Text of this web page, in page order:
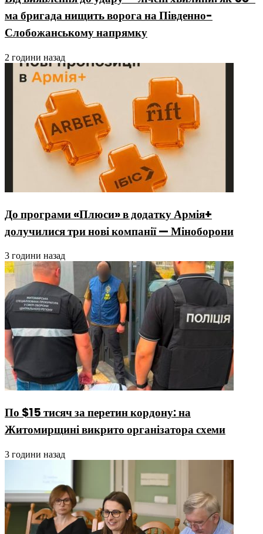
ма бригада нищить ворога на Південно-
Слобожанському напрямку
2 години назад
До програми «Плюси» в додатку Армія+
долучилися три нові компанії — Міноборони
3 години назад
По $15 тисяч за перетин кордону: на
Житомирщині викрито організатора схеми
3 години назад